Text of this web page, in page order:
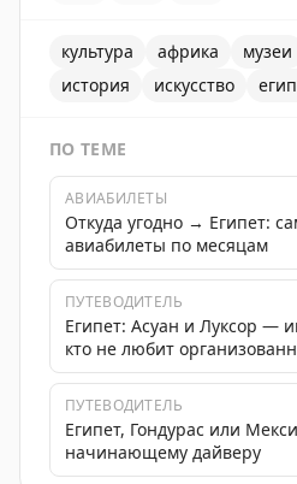
культура африка музеи
история
искусство
ПО ТЕМЕ
АВИАБИЛЕТЫ
Откуда угодно → Египет:
авиабилеты по месяцам
ПУТЕВОДИТЕЛЬ
Египет: Асуан и Луксор —
кто не любит
ПУТЕВОДИТЕЛЬ
Египет, Гондурас или
начинающему дайверу